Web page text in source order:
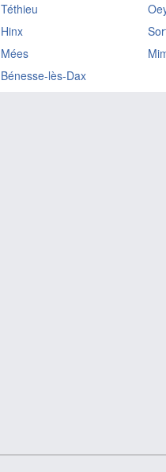
Téthieu
Hinx
Mées
Bénesse-lès-Dax